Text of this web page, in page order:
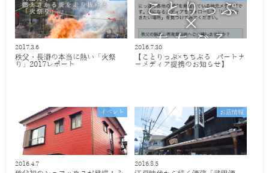
2017.3.6
秩父・長瀞の本当に熱い「火祭
り」2017レポート
2016.7.30
【ことりっぷ×ちちぶる パートナ
ーメディア提携のお知らせ】
イベント
2016.4.7
お店情報
2016.8.5